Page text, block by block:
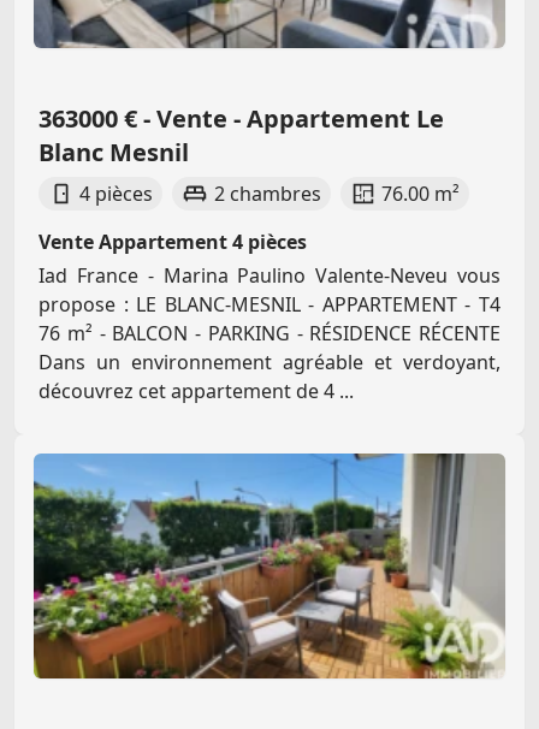
363000 € - Vente - Appartement Le
Blanc Mesnil
4 pièces 2 chambres
76.00 m²
Vente Appartement 4 pièces
Iad France - Marina Paulino Valente-Neveu vous
propose : LE BLANC-MESNIL - APPARTEMENT - T4
76 m² - BALCON - PARKING - RÉSIDENCE RÉCENTE
Dans un environnement agréable et verdoyant,
découvrez cet appartement de 4 ...